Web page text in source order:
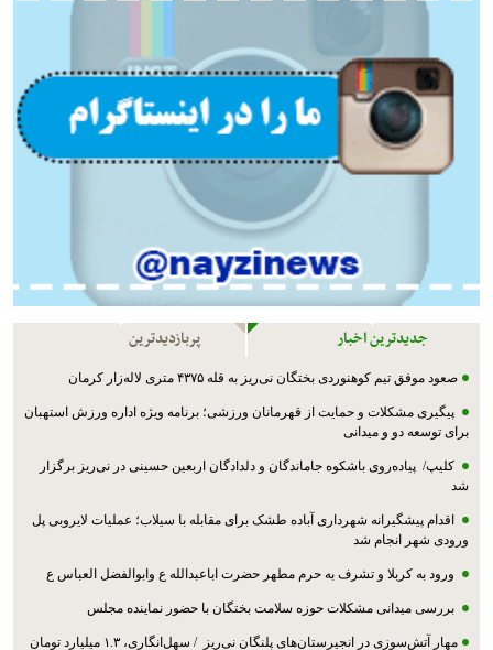
جدیدترین اخبار پربازدیدترین
صعود موفق تیم کوهنوردی بختگان نی‌ریز به قله ۴۳۷۵ متری لاله‌زار کرمان
پیگیری مشکلات و حمایت از قهرمانان ورزشی؛ برنامه ویژه اداره ورزش استهبان
برای توسعه دو و میدانی
کلیپ/ پیاده‌روی باشکوه جاماندگان و دلدادگان اربعین حسینی در نی‌ریز برگزار
شد
اقدام پیشگیرانه شهرداری آباده طشک برای مقابله با سیلاب؛ عملیات لایروبی پل
ورودی شهر انجام شد
ورود به کربلا و تشرف به حرم مطهر حضرت اباعبدالله ع وابوالفضل العباس ع
بررسی میدانی مشکلات حوزه سلامت بختگان با حضور نماینده مجلس
مهار آتش‌سوزی در انجیرستان‌های پلنگان نی‌ریز / سهل‌انگاری، ۱.۳ میلیارد تومان